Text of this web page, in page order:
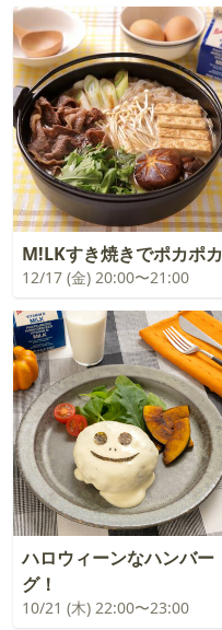
M!LKすき焼きでポカポカ
12/17 (金) 20:00〜21:00
ハロウィーンなハンバー
グ！
10/21 (木) 22:00〜23:00